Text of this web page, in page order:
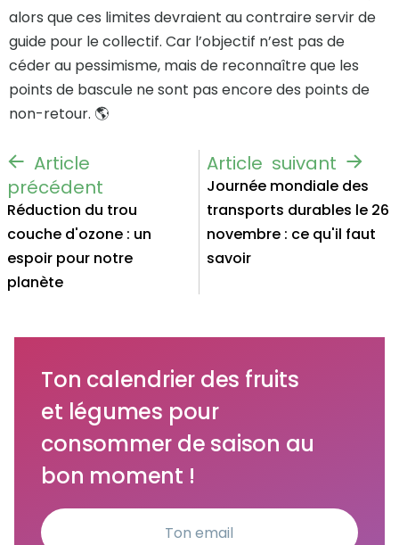
alors que ces limites devraient au contraire servir de
guide pour le collectif. Car l’objectif n’est pas de
céder au pessimisme, mais de reconnaître que les
points de bascule ne sont pas encore des points de
non-retour. 🌎
Réduction du trou
couche d'ozone : un
espoir pour notre
planète
Journée mondiale des
transports durables le 26
novembre : ce qu'il faut
savoir
Ton calendrier des fruits
et légumes pour
consommer de saison au
bon moment !